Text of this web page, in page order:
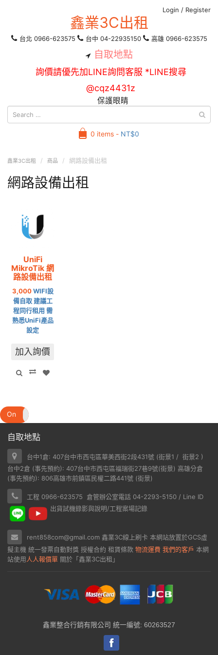
Login / Register
鑫業3C出租
台北 0966-623575 台中 04-22935150 高雄 0966-623575
自取地點
詢價請優先加LINE詢問客服 *LINE搜尋
@cqz4431z
保護眼睛
0 items - NT$0
鑫業3C出租 商品 網路設備出租
網路設備出租
UniFi
MikroTik 網
路設備出租
3,000WIFI設
備自取 建議工
程同行租用 需
熟悉UniFi產品
設定
加入詢價
On
自取地點
台中1倉: 407台中市西屯區華美西街2段431號 (街景1 / 街景2 )
台中2倉 (事先預約): 407台中市西屯區福瑞街27巷9號(街景) 高雄分倉
(事先預約): 806高雄市前鎮區民權二路441號 (街景)
工程 0966-623575 倉管辦公室電話 04-2293-5150 / Line ID
出貨試機錄影與說明/工程案場記錄
rent858com@gmail.com 鑫業3C線上刷卡 本網站放置於GCS虛
擬主機 統一發票自動對獎 授權合約 租賃條款 物流運費 我們的客戶 本網
站使用人人報價單 關於「鑫業3C出租」
鑫業整合行銷有限公司 統一編號: 60263527